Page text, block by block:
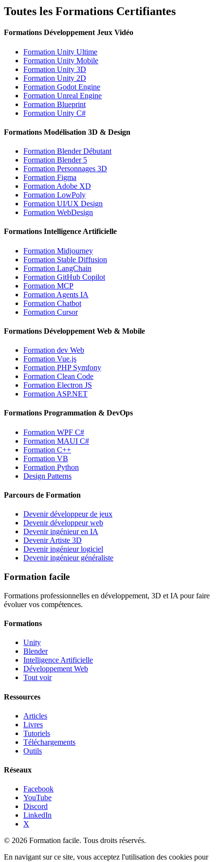
Toutes les Formations Certifiantes
Formations Développement Jeux Vidéo
Formation Unity Ultime
Formation Unity Mobile
Formation Unity 3D
Formation Unity 2D
Formation Godot Engine
Formation Unreal Engine
Formation Blueprint
Formation Unity C#
Formations Modélisation 3D & Design
Formation Blender Débutant
Formation Blender 5
Formation Personnages 3D
Formation Figma
Formation Adobe XD
Formation LowPoly
Formation UI/UX Design
Formation WebDesign
Formations Intelligence Artificielle
Formation Midjourney
Formation Stable Diffusion
Formation LangChain
Formation GitHub Copilot
Formation MCP
Formation Agents IA
Formation Chatbot
Formation Cursor
Formations Développement Web & Mobile
Formation dev Web
Formation Vue.js
Formation PHP Symfony
Formation Clean Code
Formation Electron JS
Formation ASP.NET
Formations Programmation & DevOps
Formation WPF C#
Formation MAUI C#
Formation C++
Formation VB
Formation Python
Design Patterns
Parcours de Formation
Devenir développeur de jeux
Devenir développeur web
Devenir ingénieur en IA
Devenir Artiste 3D
Devenir ingénieur logiciel
Devenir ingénieur généraliste
Formation facile
Formations professionnelles en développement, 3D et IA pour faire
évoluer vos compétences.
Formations
Unity
Blender
Intelligence Artificielle
Développement Web
Tout voir
Ressources
Articles
Livres
Tutoriels
Téléchargements
Outils
Réseaux
Facebook
YouTube
Discord
LinkedIn
X
© 2026 Formation facile. Tous droits réservés.
En navigant sur ce site, vous acceptez l'utilisation des cookies pour